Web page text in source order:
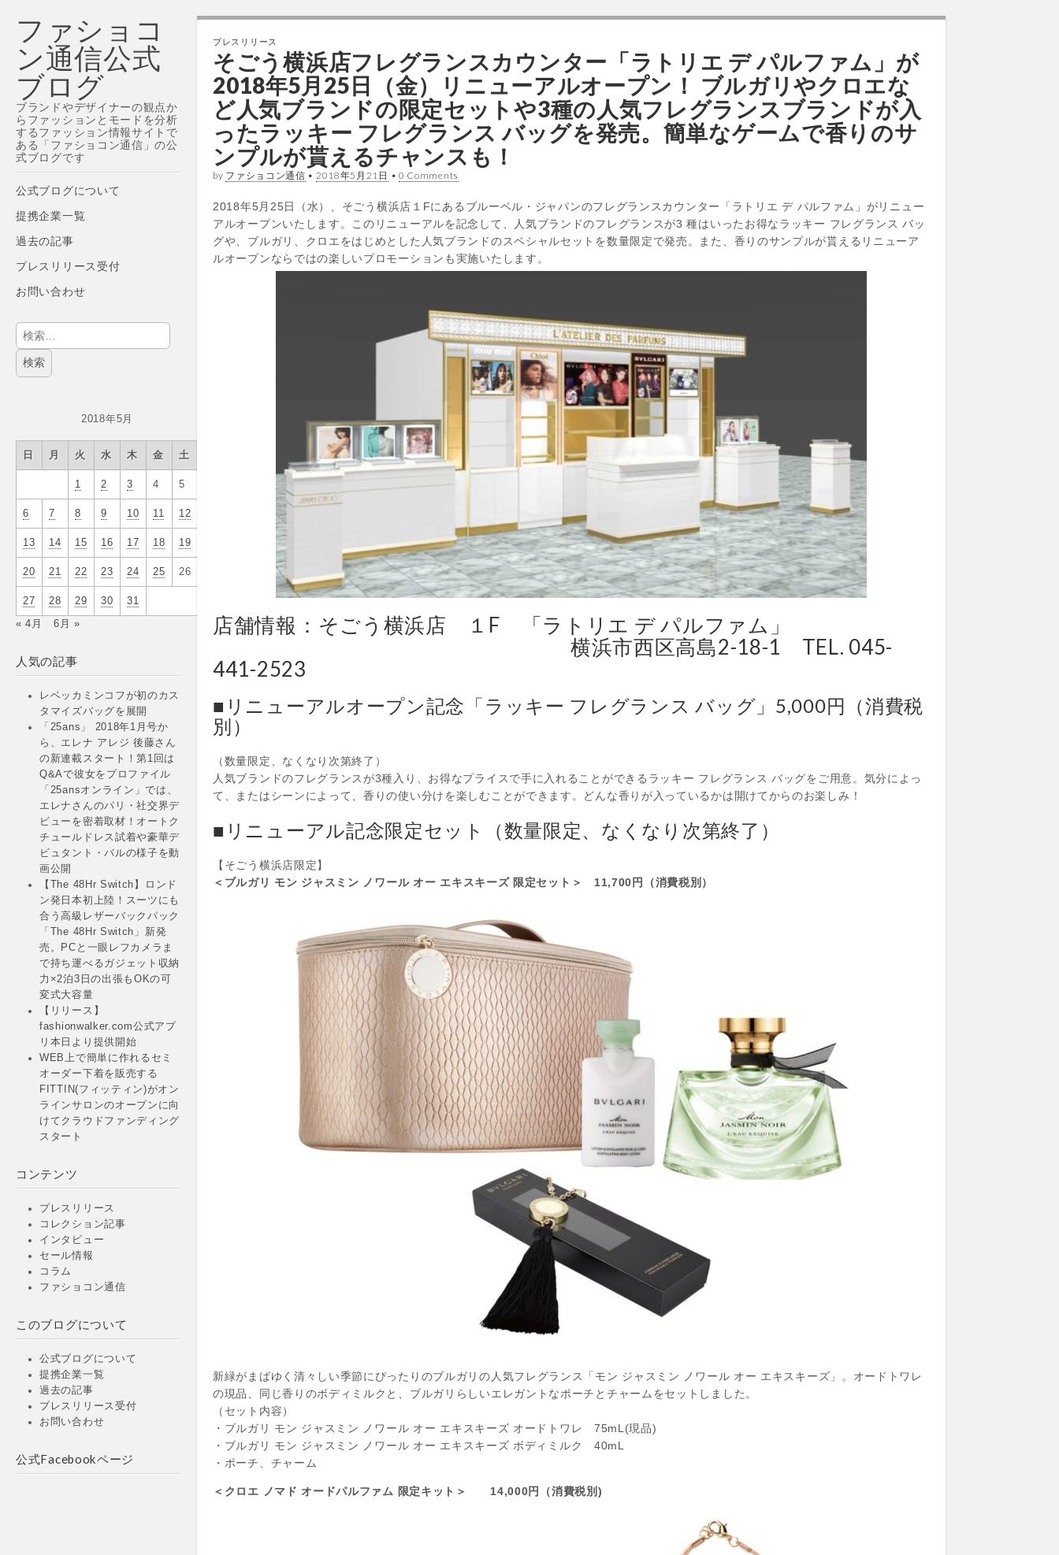
ファショコ
ン通信公式
ブログ
ブランドやデザイナーの観点か
らファッションとモードを分析
するファッション情報サイトで
ある「ファショコン通信」の公
式ブログです
Main
menu
Skip
content
公式ブログについて
提携企業一覧
過去の記事
プレスリリース受付
お問い合わせ
検
索:
2018年5月
日 月 火 水 木 金 土
1 2 3 4 5
6 7 8 9 10 11 12
13 14 15 16 17 18 19
20 21 22 23 24 25 26
27 28 29 30 31
« 4月 6月 »
人気の記事
レベッカミンコフが初のカス
タマイズバッグを展開
「25ans」 2018年1月号か
ら、エレナ アレジ 後藤さん
の新連載スタート！第1回は
Q&Aで彼女をプロファイル
「25ansオンライン」では、
エレナさんのパリ・社交界デ
ビューを密着取材！オートク
チュールドレス試着や豪華デ
ビュタント・バルの様子を動
画公開
【The 48Hr Switch】ロンド
ン発日本初上陸！スーツにも
合う高級レザーバックパック
「The 48Hr Switch」新発
売。PCと一眼レフカメラま
で持ち運べるガジェット収納
力×2泊3日の出張もOKの可
変式大容量
【リリース】
fashionwalker.com公式アプ
リ本日より提供開始
WEB上で簡単に作れるセミ
オーダー下着を販売する
FITTIN(フィッティン)がオン
ラインサロンのオープンに向
けてクラウドファンディング
スタート
コンテンツ
プレスリリース
コレクション記事
インタビュー
セール情報
コラム
ファショコン通信
このブログについて
公式ブログについて
提携企業一覧
過去の記事
プレスリリース受付
お問い合わせ
公式Facebookページ
プレスリリース
そごう横浜店フレグランスカウンター「ラトリエ デ パルファム」が
2018年5月25日（金）リニューアルオープン！ ブルガリやクロエな
ど人気ブランドの限定セットや3種の人気フレグランスブランドが入
ったラッキー フレグランス バッグを発売。簡単なゲームで香りのサ
ンプルが貰えるチャンスも！
by ファショコン通信 • 2018年5月21日 • 0 Comments
2018年5月25日（水）、そごう横浜店１Fにあるブルーベル・ジャパンのフレグランスカウンター「ラトリエ デ パルファム」がリニュー
アルオープンいたします。このリニューアルを記念して、人気ブランドのフレグランスが3 種はいったお得なラッキー フレグランス バッ
グや、ブルガリ、クロエをはじめとした人気ブランドのスペシャルセットを数量限定で発売。また、香りのサンプルが貰えるリニューア
ルオープンならではの楽しいプロモーションも実施いたします。
店舗情報：そごう横浜店 １F 「ラトリエ デ パルファム」
横浜市西区高島2-18-1 TEL. 045-
441-2523
■リニューアルオープン記念「ラッキー フレグランス バッグ」5,000円（消費税
別）
（数量限定、なくなり次第終了）
人気ブランドのフレグランスが3種入り、お得なプライスで手に入れることができるラッキー フレグランス バッグをご用意。気分によっ
て、またはシーンによって、香りの使い分けを楽しむことができます。どんな香りが入っているかは開けてからのお楽しみ！
■リニューアル記念限定セット（数量限定、なくなり次第終了）
【そごう横浜店限定】
＜ブルガリ モン ジャスミン ノワール オー エキスキーズ 限定セット＞ 11,700円（消費税別）
新緑がまばゆく清々しい季節にぴったりのブルガリの人気フレグランス「モン ジャスミン ノワール オー エキスキーズ」。オードトワレ
の現品、同じ香りのボディミルクと、ブルガリらしいエレガントなポーチとチャームをセットしました。
（セット内容）
・ブルガリ モン ジャスミン ノワール オー エキスキーズ オードトワレ 75mL(現品)
・ブルガリ モン ジャスミン ノワール オー エキスキーズ ボディミルク 40mL
・ポーチ、チャーム
＜クロエ ノマド オードパルファム 限定キット＞ 14,000円（消費税別)